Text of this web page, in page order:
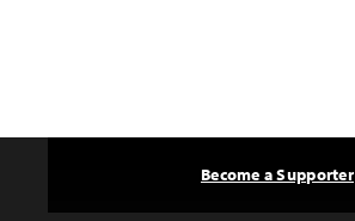
Become a Supporter